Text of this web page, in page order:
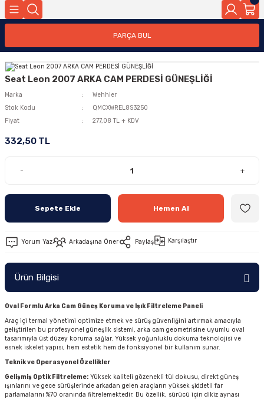
PARÇA BUL
Seat Leon 2007 ARKA CAM PERDESİ GÜNEŞLİĞİ
Marka
Wehhler
Stok Kodu
QMCXWREL8S3250
Fiyat
277,08 TL + KDV
332,50 TL
- +
Sepete Ekle Hemen Al
Yorum Yaz Arkadaşına Öner Paylaş Karşılaştır
Ürün Bilgisi
Oval Formlu Arka Cam Güneş Koruma ve Işık Filtreleme Paneli
Araç içi termal yönetimi optimize etmek ve sürüş güvenliğini artırmak amacıyla
geliştirilen bu profesyonel güneşlik sistemi, arka cam geometrisine uyumlu oval
tasarımıyla üst düzey koruma sağlar. Yüksek yoğunluklu dokuma teknolojisi ve
esnek iskelet yapısı, hem estetik hem de fonksiyonel bir kullanım sunar.
Teknik ve Operasyonel Özellikler
Gelişmiş Optik Filtreleme: Yüksek kaliteli gözenekli tül dokusu, direkt güneş
ışınlarını ve gece sürüşlerinde arkadan gelen araçların yüksek şiddetli far
parlamalarını %70 oranında filtrelemektedir. Bu özellik, sürücü için dikiz aynası